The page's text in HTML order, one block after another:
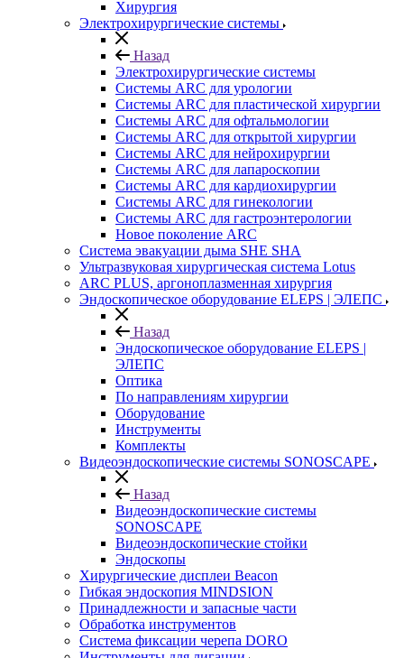
Хирургия
Электрохирургические системы
Назад
Электрохирургические системы
Системы ARC для урологии
Системы ARC для пластической хирургии
Системы ARC для офтальмологии
Системы ARC для открытой хирургии
Системы ARC для нейрохирургии
Системы ARC для лапароскопии
Системы ARC для кардиохирургии
Системы ARC для гинекологии
Системы ARC для гастроэнтерологии
Новое поколение ARC
Система эвакуации дыма SHE SHA
Ультразвуковая хирургическая система Lotus
ARC PLUS, аргоноплазменная хирургия
Эндоскопическое оборудование ELEPS | ЭЛЕПС
Назад
Эндоскопическое оборудование ELEPS |
ЭЛЕПС
Оптика
По направлениям хирургии
Оборудование
Инструменты
Комплекты
Видеоэндоскопические системы SONOSCAPE
Назад
Видеоэндоскопические системы
SONOSCAPE
Видеоэндоскопические стойки
Эндоскопы
Хирургические дисплеи Beacon
Гибкая эндоскопия MINDSION
Принадлежности и запасные части
Обработка инструментов
Система фиксации черепа DORO